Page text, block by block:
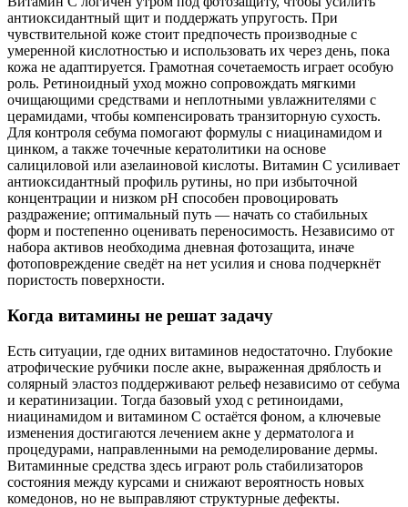
антиоксидантный щит и поддержать упругость. При
чувствительной коже стоит предпочесть производные с
умеренной кислотностью и использовать их через день, пока
кожа не адаптируется. Грамотная сочетаемость играет особую
роль. Ретиноидный уход можно сопровождать мягкими
очищающими средствами и неплотными увлажнителями с
церамидами, чтобы компенсировать транзиторную сухость.
Для контроля себума помогают формулы с ниацинамидом и
цинком, а также точечные кератолитики на основе
салициловой или азелаиновой кислоты. Витамин С усиливает
антиоксидантный профиль рутины, но при избыточной
концентрации и низком pH способен провоцировать
раздражение; оптимальный путь — начать со стабильных
форм и постепенно оценивать переносимость. Независимо от
набора активов необходима дневная фотозащита, иначе
фотоповреждение сведёт на нет усилия и снова подчеркнёт
пористость поверхности.
Когда витамины не решат задачу
Есть ситуации, где одних витаминов недостаточно. Глубокие
атрофические рубчики после акне, выраженная дряблость и
солярный эластоз поддерживают рельеф независимо от себума
и кератинизации. Тогда базовый уход с ретиноидами,
ниацинамидом и витамином С остаётся фоном, а ключевые
изменения достигаются лечением акне у дерматолога и
процедурами, направленными на ремоделирование дермы.
Витаминные средства здесь играют роль стабилизаторов
состояния между курсами и снижают вероятность новых
комедонов, но не выправляют структурные дефекты.